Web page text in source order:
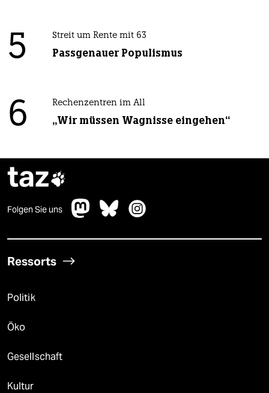
5 Streit um Rente mit 63
Passgenauer Populismus
6 Rechenzentren im All
„Wir müssen Wagnisse eingehen“
taz
Folgen Sie uns
Ressorts
Politik
Öko
Gesellschaft
Kultur